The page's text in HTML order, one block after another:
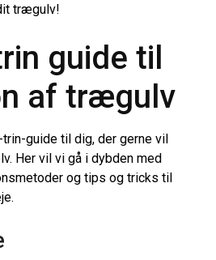
trægulv!
guide til
af trægulv
guide til dig, der gerne vil
Her vil vi gå i dybden med
og tips og tricks til